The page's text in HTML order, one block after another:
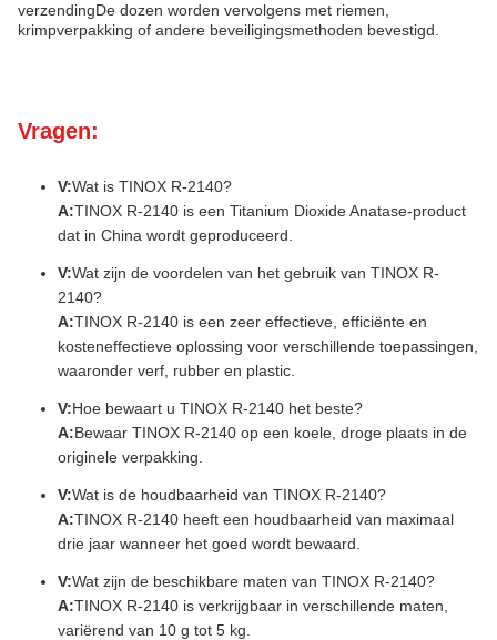
verzendingDe dozen worden vervolgens met riemen,
krimpverpakking of andere beveiligingsmethoden bevestigd.
Vragen:
V:Wat is TINOX R-2140?
A:TINOX R-2140 is een Titanium Dioxide Anatase-product
dat in China wordt geproduceerd.
V:Wat zijn de voordelen van het gebruik van TINOX R-
2140?
A:TINOX R-2140 is een zeer effectieve, efficiënte en
kosteneffectieve oplossing voor verschillende toepassingen,
waaronder verf, rubber en plastic.
V:Hoe bewaart u TINOX R-2140 het beste?
A:Bewaar TINOX R-2140 op een koele, droge plaats in de
originele verpakking.
V:Wat is de houdbaarheid van TINOX R-2140?
A:TINOX R-2140 heeft een houdbaarheid van maximaal
drie jaar wanneer het goed wordt bewaard.
V:Wat zijn de beschikbare maten van TINOX R-2140?
A:TINOX R-2140 is verkrijgbaar in verschillende maten,
variërend van 10 g tot 5 kg.